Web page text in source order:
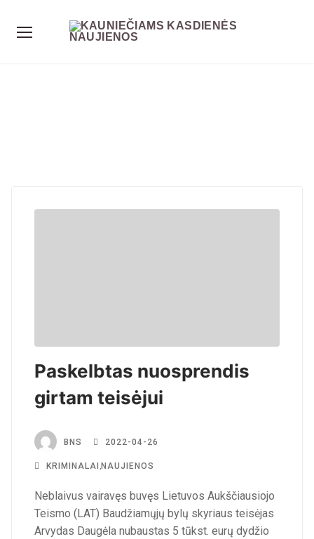
Paskelbtas nuosprendis
girtam teisėjui
BNS 2022-04-26
KRIMINALAI ,NAUJIENOS
Neblaivus vairavęs buvęs Lietuvos Aukščiausiojo
Teismo (LAT) Baudžiamųjų bylų skyriaus teisėjas
Arvydas Daugėla nubaustas 5 tūkst. eurų dydžio